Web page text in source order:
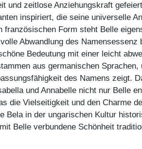
und zeitlose Anziehungskraft
inspiriert, die seine universelle
Form steht Belle
Abwandlung des Namensessenz
Bedeutung mit einer leicht
aus germanischen Sprachen,
des Namens zeigt.
und Annabelle nicht nur Belle
die Vielseitigkeit und den Charme
Bela in der ungarischen Kultur
Belle verbundene Schönheit